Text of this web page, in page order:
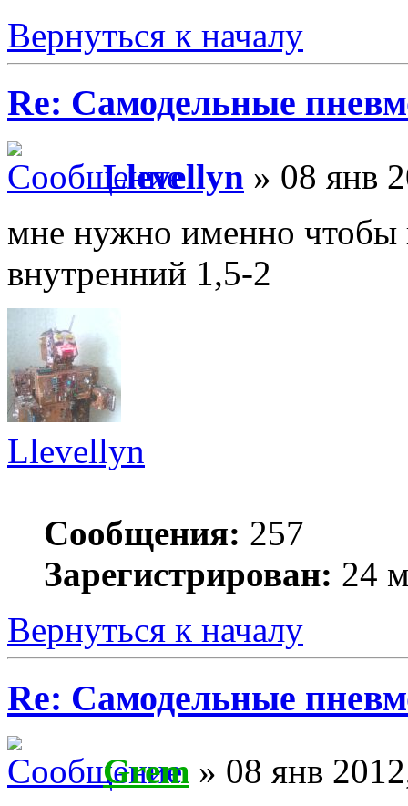
Вернуться к началу
Re: Самодельные
Llevellyn » 08 янв
мне нужно именно
внутренний 1,5-2
Llevellyn
Сообщения: 257
Зарегистрирован: 24
Вернуться к началу
Re: Самодельные
Grem » 08 янв